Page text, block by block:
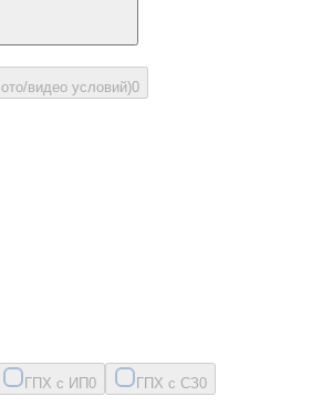
видео условий)0
ГПХ с ИП0 ГПХ с СЗ0